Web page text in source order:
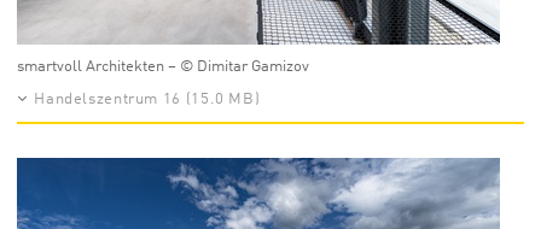
smartvoll Architekten – © Dimitar Gamizov
Handelszentrum 16 (15.0 MB)